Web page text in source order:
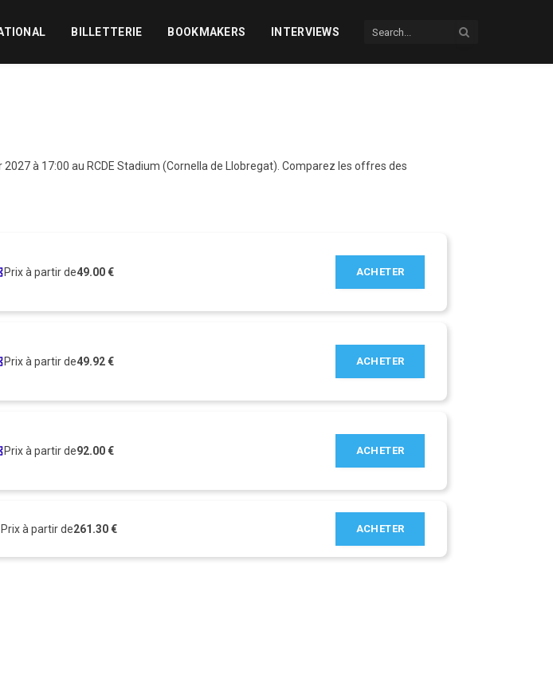
BILLETTERIE BOOKMAKERS INTERVIEWS
à 17:00 au RCDE Stadium (Cornella de Llobregat). Comparez les offres des
Prix à partir de49.00 € ACHETER
Prix à partir de49.92 € ACHETER
Prix à partir de92.00 € ACHETER
Prix à partir de261.30 € ACHETER